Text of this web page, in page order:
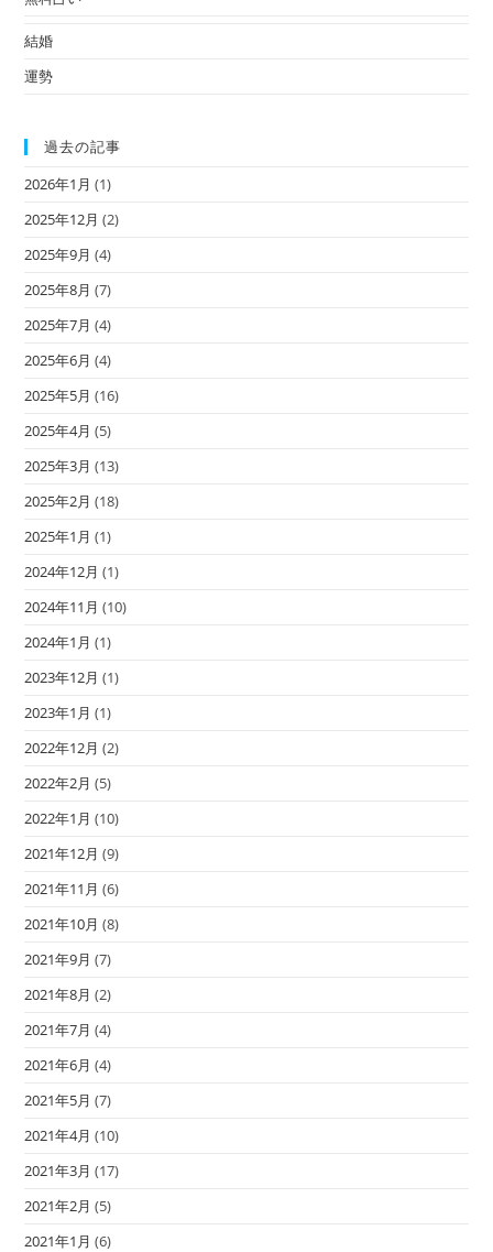
結婚
運勢
過去の記事
2026年1月 (1)
2025年12月 (2)
2025年9月 (4)
2025年8月 (7)
2025年7月 (4)
2025年6月 (4)
2025年5月 (16)
2025年4月 (5)
2025年3月 (13)
2025年2月 (18)
2025年1月 (1)
2024年12月 (1)
2024年11月 (10)
2024年1月 (1)
2023年12月 (1)
2023年1月 (1)
2022年12月 (2)
2022年2月 (5)
2022年1月 (10)
2021年12月 (9)
2021年11月 (6)
2021年10月 (8)
2021年9月 (7)
2021年8月 (2)
2021年7月 (4)
2021年6月 (4)
2021年5月 (7)
2021年4月 (10)
2021年3月 (17)
2021年2月 (5)
2021年1月 (6)